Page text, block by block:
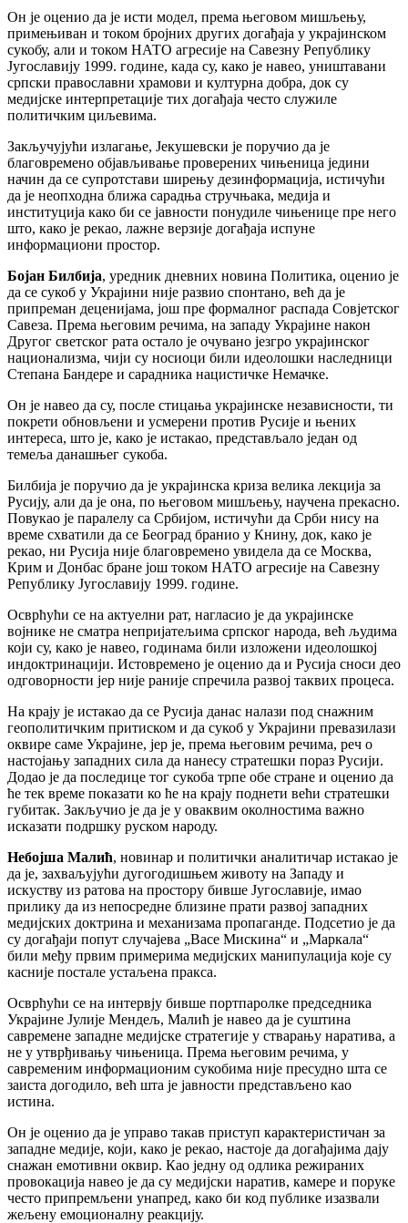
Он је оценио да је исти модел, према његовом мишљењу,
примењиван и током бројних других догађаја у украјинском
сукобу, али и током НАТО агресије на Савезну Републику
Југославију 1999. године, када су, како је навео, уништавани
српски православни храмови и културна добра, док су
медијске интерпретације тих догађаја често служиле
политичким циљевима.
Закључујући излагање, Јекушевски је поручио да је
благовремено објављивање проверених чињеница једини
начин да се супротстави ширењу дезинформација, истичући
да је неопходна ближа сарадња стручњака, медија и
институција како би се јавности понудиле чињенице пре него
што, како је рекао, лажне верзије догађаја испуне
информациони простор.
Бојан Билбија, уредник дневних новина Политика, оценио је
да се сукоб у Украјини није развио спонтано, већ да је
припреман деценијама, још пре формалног распада Совјетског
Савеза. Према његовим речима, на западу Украјине након
Другог светског рата остало је очувано језгро украјинског
национализма, чији су носиоци били идеолошки наследници
Степана Бандере и сарадника нацистичке Немачке.
Он је навео да су, после стицања украјинске независности, ти
покрети обновљени и усмерени против Русије и њених
интереса, што је, како је истакао, представљало један од
темеља данашњег сукоба.
Билбија је поручио да је украјинска криза велика лекција за
Русију, али да је она, по његовом мишљењу, научена прекасно.
Повукао је паралелу са Србијом, истичући да Срби нису на
време схватили да се Београд бранио у Книну, док, како је
рекао, ни Русија није благовремено увидела да се Москва,
Крим и Донбас бране још током НАТО агресије на Савезну
Републику Југославију 1999. године.
Осврћући се на актуелни рат, нагласио је да украјинске
војнике не сматра непријатељима српског народа, већ људима
који су, како је навео, годинама били изложени идеолошкој
индоктринацији. Истовремено је оценио да и Русија сноси део
одговорности јер није раније спречила развој таквих процеса.
На крају је истакао да се Русија данас налази под снажним
геополитичким притиском и да сукоб у Украјини превазилази
оквире саме Украјине, јер је, према његовим речима, реч о
настојању западних сила да нанесу стратешки пораз Русији.
Додао је да последице тог сукоба трпе обе стране и оценио да
ће тек време показати ко ће на крају поднети већи стратешки
губитак. Закључио је да је у оваквим околностима важно
исказати подршку руском народу.
Небојша Малић, новинар и политички аналитичар истакао је
да је, захваљујући дугогодишњем животу на Западу и
искуству из ратова на простору бивше Југославије, имао
прилику да из непосредне близине прати развој западних
медијских доктрина и механизама пропаганде. Подсетио је да
су догађаји попут случајева „Васе Мискина“ и „Маркала“
били међу првим примерима медијских манипулација које су
касније постале устаљена пракса.
Осврћући се на интервју бивше портпаролке председника
Украјине Јулије Мендељ, Малић је навео да је суштина
савремене западне медијске стратегије у стварању наратива, а
не у утврђивању чињеница. Према његовим речима, у
савременим информационим сукобима није пресудно шта се
заиста догодило, већ шта је јавности представљено као
истина.
Он је оценио да је управо такав приступ карактеристичан за
западне медије, који, како је рекао, настоје да догађајима дају
снажан емотивни оквир. Као једну од одлика режираних
провокација навео је да су медијски наратив, камере и поруке
често припремљени унапред, како би код публике изазвали
жељену емоционалну реакцију.